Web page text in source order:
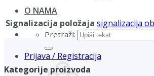
O NAMA
Pretraži:
Prijava / Registracija
Signalizacija položaja signalizacija
Kategorije proizvoda